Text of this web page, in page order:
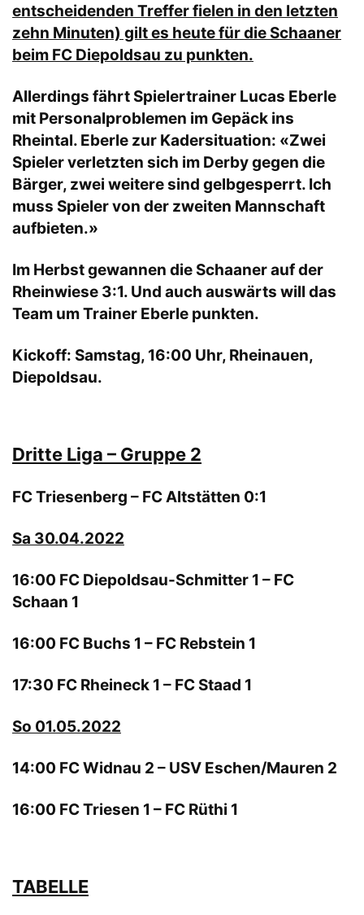
entscheidenden Treffer fielen in den letzten
zehn Minuten) gilt es heute für die Schaaner
beim FC Diepoldsau zu punkten.
Allerdings fährt Spielertrainer Lucas Eberle
mit Personalproblemen im Gepäck ins
Rheintal. Eberle zur Kadersituation: «Zwei
Spieler verletzten sich im Derby gegen die
Bärger, zwei weitere sind gelbgesperrt. Ich
muss Spieler von der zweiten Mannschaft
aufbieten.»
Im Herbst gewannen die Schaaner auf der
Rheinwiese 3:1. Und auch auswärts will das
Team um Trainer Eberle punkten.
Kickoff: Samstag, 16:00 Uhr, Rheinauen,
Diepoldsau.
Dritte Liga – Gruppe 2
FC Triesenberg – FC Altstätten 0:1
Sa 30.04.2022
16:00 FC Diepoldsau-Schmitter 1 – FC
Schaan 1
16:00 FC Buchs 1 – FC Rebstein 1
17:30 FC Rheineck 1 – FC Staad 1
So 01.05.2022
14:00 FC Widnau 2 – USV Eschen/Mauren 2
16:00 FC Triesen 1 – FC Rüthi 1
TABELLE